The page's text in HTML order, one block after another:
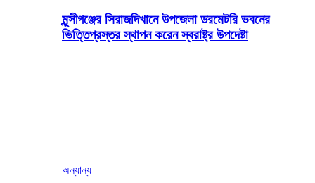
মুন্সীগঞ্জের সিরাজদিখানে উপজেলা ডরমেটরি ভবনের
ভিত্তিপ্রস্তর স্থাপন করেন স্বরাষ্ট্র উপদেষ্টা
অন্যান্য